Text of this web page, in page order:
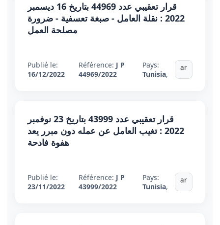
قرار تعقيبي عدد 44969 بتاريخ 16 ديسمبر
2022 : نقلة العامل - صبغة تعسفية - ضرورة
مصلحة العمل
Publié le:
16/12/2022
Référence: J P
44969/2022
Pays:
Tunisia,
ar
قرار تعقيبي عدد 43999 بتاريخ 23 نوفمبر
2022 : تغيب العامل عن عمله دون مبرر يعد
هفوة فادحة
Publié le:
23/11/2022
Référence: J P
43999/2022
Pays:
Tunisia,
ar